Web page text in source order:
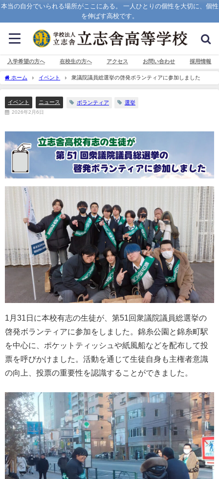
本当の自分でいられる場所がここにある。 一人ひとりの個性を大切に、個性
を伸ばす高校です。
入学希望の方へ 在校生の方へ アクセス お問い合わせ 採用情報
ホーム イベント 衆議院議員総選挙の啓発ボランティアに参加しました
イベント ニュース ボランティア 選挙
2026年2月6日
1月31日に本校有志の生徒が、第51回衆議院議員総選挙の
啓発ボランティアに参加をしました。錦糸公園と錦糸町駅
を中心に、ポケットティッシュや紙風船などを配布して投
票を呼びかけました。活動を通じて生徒自身も主権者意識
の向上、投票の重要性を認識することができました。